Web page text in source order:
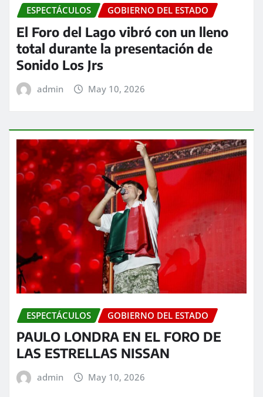
ESPECTÁCULOS GOBIERNO DEL ESTADO
El Foro del Lago vibró con un lleno
total durante la presentación de
Sonido Los Jrs
admin May 10, 2026
ESPECTÁCULOS GOBIERNO DEL ESTADO
PAULO LONDRA EN EL FORO DE
LAS ESTRELLAS NISSAN
admin May 10, 2026